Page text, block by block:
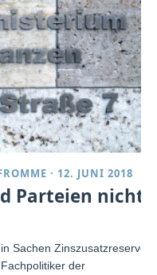
· 12. JUNI 2018
Parteien nicht
Sachen Zinszusatzreserve
der